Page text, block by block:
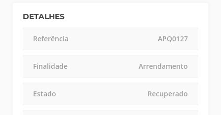
DETALHES
Referência APQ0127
Finalidade Arrendamento
Estado Recuperado